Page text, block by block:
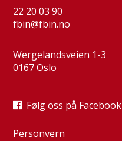
22 20 03 90
fbin@fbin.no
Wergelandsveien 1-3
0167 Oslo
Følg oss på Facebook
Personvern